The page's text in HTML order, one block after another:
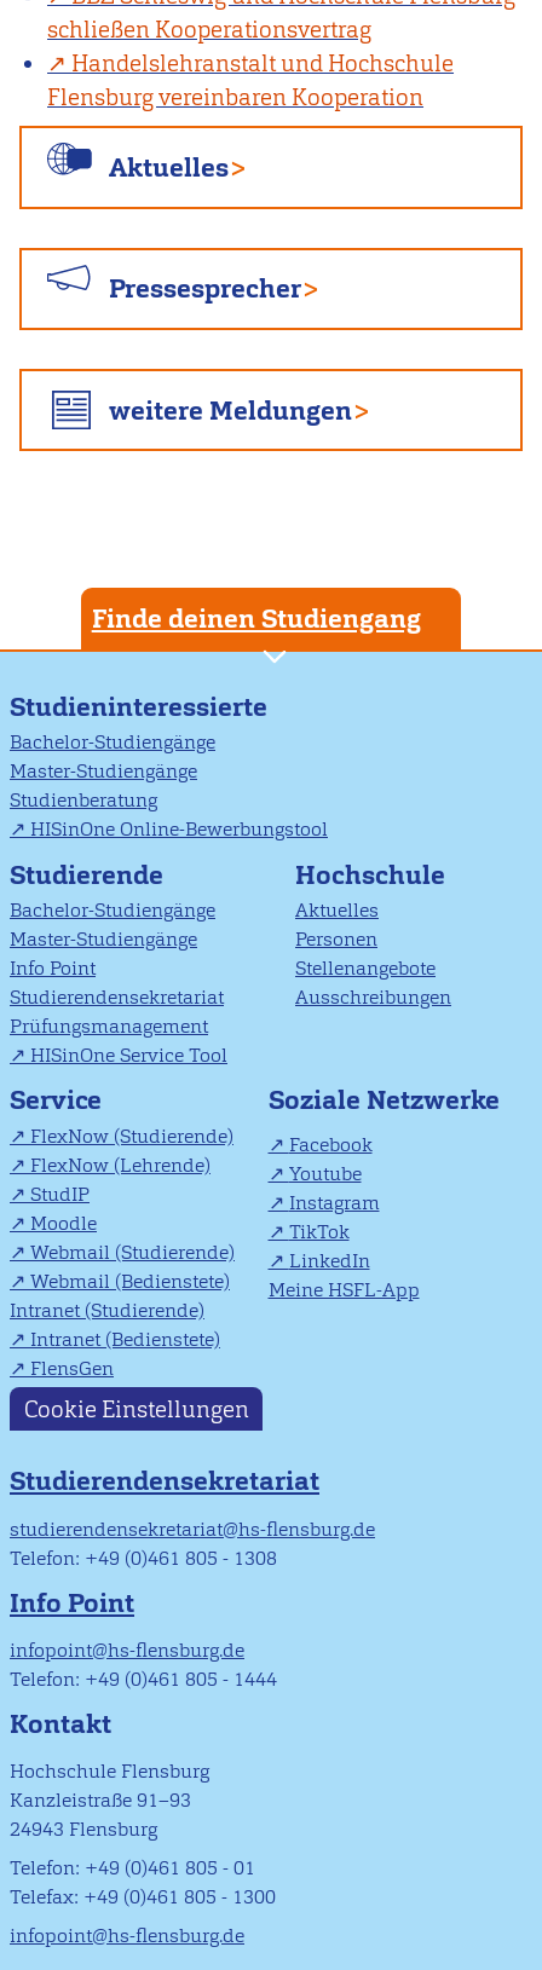
schließen Kooperationsvertrag
Handelslehranstalt und Hochschule
Flensburg vereinbaren Kooperation
Aktuelles
Pressesprecher
weitere Meldungen
Finde deinen Studiengang
Studieninteressierte
Bachelor-Studiengänge
Master-Studiengänge
Studienberatung
HISinOne Online-Bewerbungstool
Studierende
Bachelor-Studiengänge
Master-Studiengänge
Info Point
Studierendensekretariat
Prüfungsmanagement
HISinOne Service Tool
Hochschule
Aktuelles
Personen
Stellenangebote
Ausschreibungen
Service
FlexNow (Studierende)
FlexNow (Lehrende)
StudIP
Moodle
Webmail (Studierende)
Webmail (Bedienstete)
Intranet (Studierende)
Intranet (Bedienstete)
FlensGen
Soziale Netzwerke
Facebook
Youtube
Instagram
TikTok
LinkedIn
Meine HSFL-App
Cookie Einstellungen
Studierendensekretariat
studierendensekretariat@hs-flensburg.de
Telefon: +49 (0)461 805 - 1308
Info Point
infopoint@hs-flensburg.de
Telefon: +49 (0)461 805 - 1444
Kontakt
Hochschule Flensburg
Kanzleistraße 91–93
24943 Flensburg
Telefon: +49 (0)461 805 - 01
Telefax: +49 (0)461 805 - 1300
infopoint@hs-flensburg.de